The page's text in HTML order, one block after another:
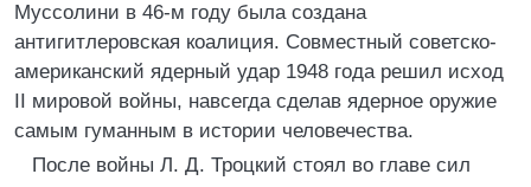
Муссолини в 46-м году была создана
антигитлеровская коалиция. Совместный советско-
американский ядерный удар 1948 года решил исход
II мировой войны, навсегда сделав ядерное оружие
самым гуманным в истории человечества.
После войны Л. Д. Троцкий стоял во главе сил